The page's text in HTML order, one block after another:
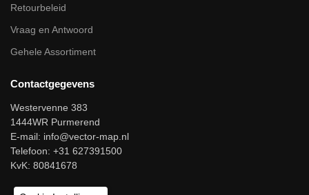
Retourbeleid
Vraag en Antwoord
Gehele Assortiment
Contactgegevens
Westervenne 383
1444WR Purmerend
E-mail: info@vector-map.nl
Telefoon: +31 627391500
KvK: 80841678